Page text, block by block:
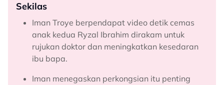
Sekilas
Iman Troye berpendapat video detik cemas
anak kedua Ryzal Ibrahim dirakam untuk
rujukan doktor dan meningkatkan kesedaran
ibu bapa.
Iman menegaskan perkongsian itu penting